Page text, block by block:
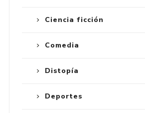
Ciencia ficción
Comedia
Distopía
Deportes